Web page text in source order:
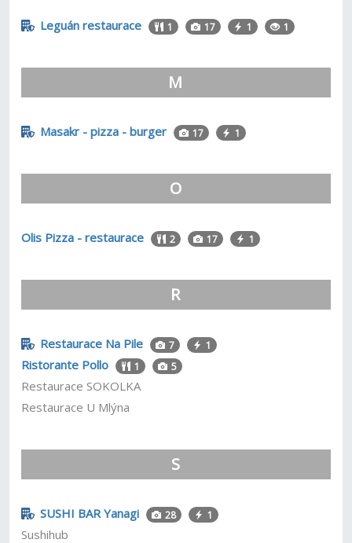
Leguán restaurace 1 17 1 1
M
Masakr - pizza - burger 17 1
O
Olis Pizza - restaurace 2 17 1
R
Restaurace Na Pile 7 1
Ristorante Pollo 1 5
Restaurace SOKOLKA
Restaurace U Mlýna
S
SUSHI BAR Yanagi 28 1
Sushihub